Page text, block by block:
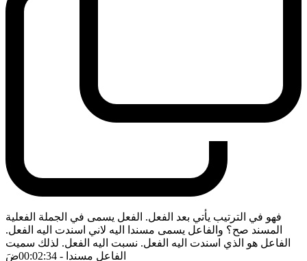
فهو في الترتيب يأتي بعد الفعل. الفعل يسمى في الجملة الفعلية
المسند صح؟ والفاعل يسمى مسندا اليه لاني اسندت اليه الفعل.
الفاعل هو الذي اسندت اليه الفعل. نسبت اليه الفعل. لذلك سميت
الفاعل مسندا - 00:02:34 ضَ